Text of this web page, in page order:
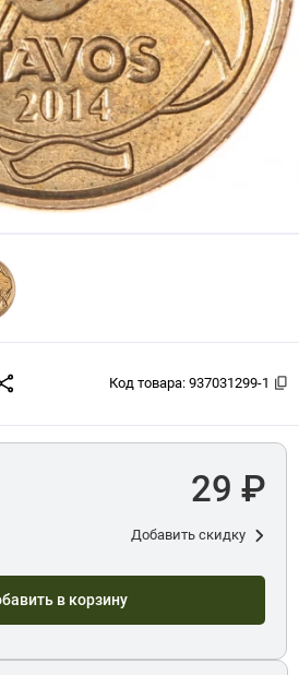
Код товара: 937031299-1
29 ₽
Добавить скидку
в корзину